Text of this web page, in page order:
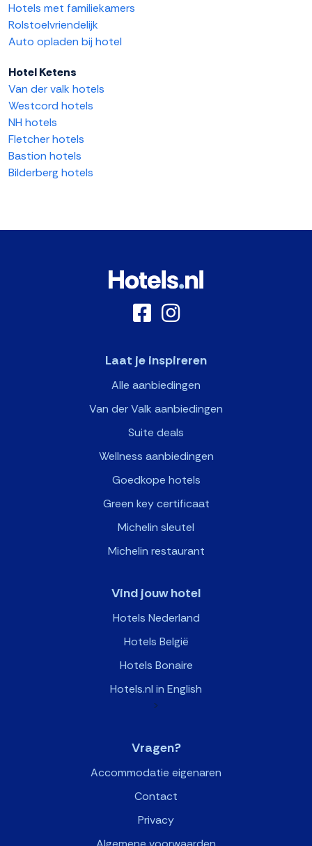
Hotels met familiekamers
Rolstoelvriendelijk
Auto opladen bij hotel
Hotel Ketens
Van der valk hotels
Westcord hotels
NH hotels
Fletcher hotels
Bastion hotels
Bilderberg hotels
Laat je inspireren
Alle aanbiedingen
Van der Valk aanbiedingen
Suite deals
Wellness aanbiedingen
Goedkope hotels
Green key certificaat
Michelin sleutel
Michelin restaurant
Vind jouw hotel
Hotels Nederland
Hotels België
Hotels Bonaire
Hotels.nl in English
>
Vragen?
Accommodatie eigenaren
Contact
Privacy